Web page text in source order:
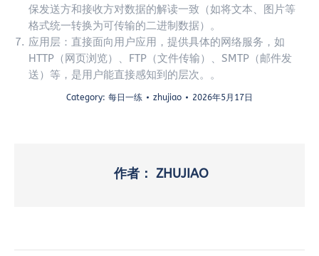
保发送方和接收方对数据的解读一致（如将文本、图片等
格式统一转换为可传输的二进制数据）。
应用层：直接面向用户应用，提供具体的网络服务，如
HTTP（网页浏览）、FTP（文件传输）、SMTP（邮件发
送）等，是用户能直接感知到的层次。。
Category: 每日一练 zhujiao 2026年5月17日
作者： ZHUJIAO